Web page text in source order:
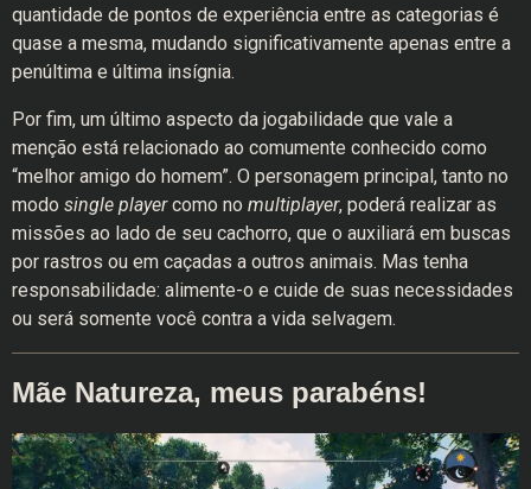
quantidade de pontos de experiência entre as categorias é
quase a mesma, mudando significativamente apenas entre a
penúltima e última insígnia.
Por fim, um último aspecto da jogabilidade que vale a
menção está relacionado ao comumente conhecido como
“melhor amigo do homem”. O personagem principal, tanto no
modo single playercomo no multiplayer, poderá realizar as
missões ao lado de seu cachorro, que o auxiliará em buscas
por rastros ou em caçadas a outros animais. Mas tenha
responsabilidade: alimente-o e cuide de suas necessidades
ou será somente você contra a vida selvagem.
Mãe Natureza, meus parabéns!